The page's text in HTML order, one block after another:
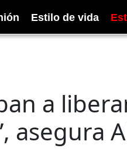
Estilo de vida
a
asegura